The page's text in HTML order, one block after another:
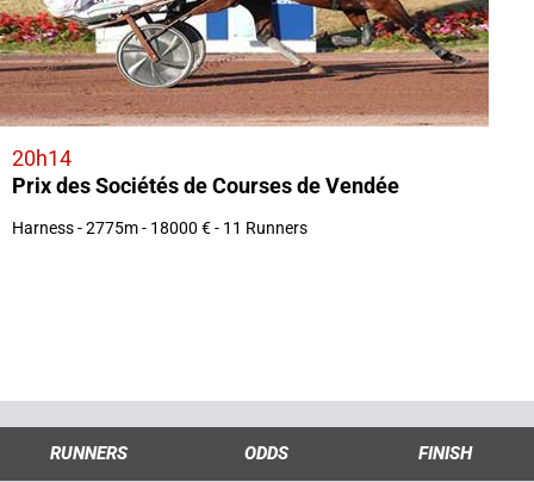
20h14
Prix des Sociétés de Courses de Vendée
Harness - 2775m - 18000 € - 11 Runners
RUNNERS ODDS FINISH